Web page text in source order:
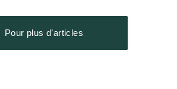
Pour plus d’articles